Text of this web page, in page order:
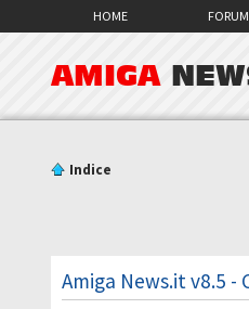
HOME FORUM
AMIGA
Indice
Amiga News.it v8.5 -